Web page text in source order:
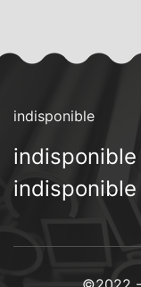
indisponible
indisponible
indisponible